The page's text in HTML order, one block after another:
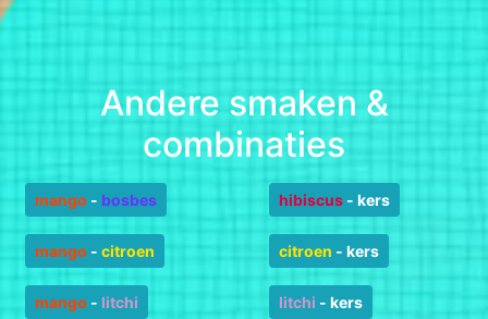
Andere smaken &
combinaties
mango - bosbes
mango - citroen
mango - litchi
hibiscus - kers
citroen - kers
litchi - kers